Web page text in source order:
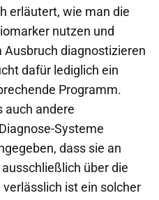
erläutert, wie man die
nutzen und
diagnostizieren
dafür lediglich ein
Programm.
auch andere
Systeme
dass sie an
über die
ist ein solcher